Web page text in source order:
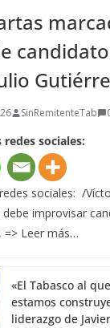
SinRemitenteTab
sociales:
sociales: /
improvisar
=> Leer más…
«El Tabasco al
estamos
liderazgo de